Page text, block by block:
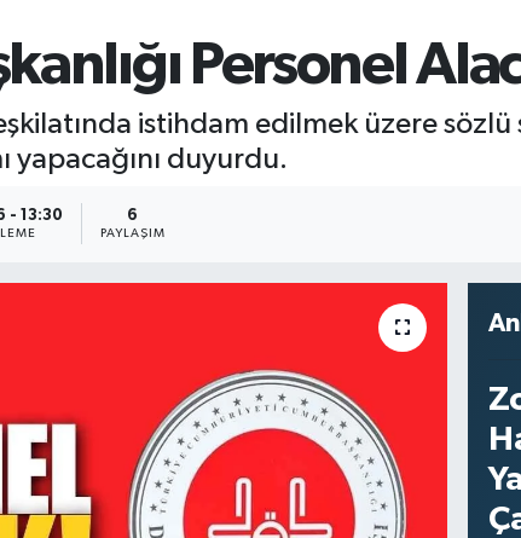
Personel
istihdam edilmek üzere
yapacağını duyurdu.
- 13:30 6
PAYLAŞIM